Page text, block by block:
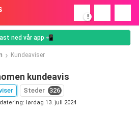
!
ned vår app 📲
Kundeaviser
kundeavis
Steder 326
lørdag 13. juli 2024